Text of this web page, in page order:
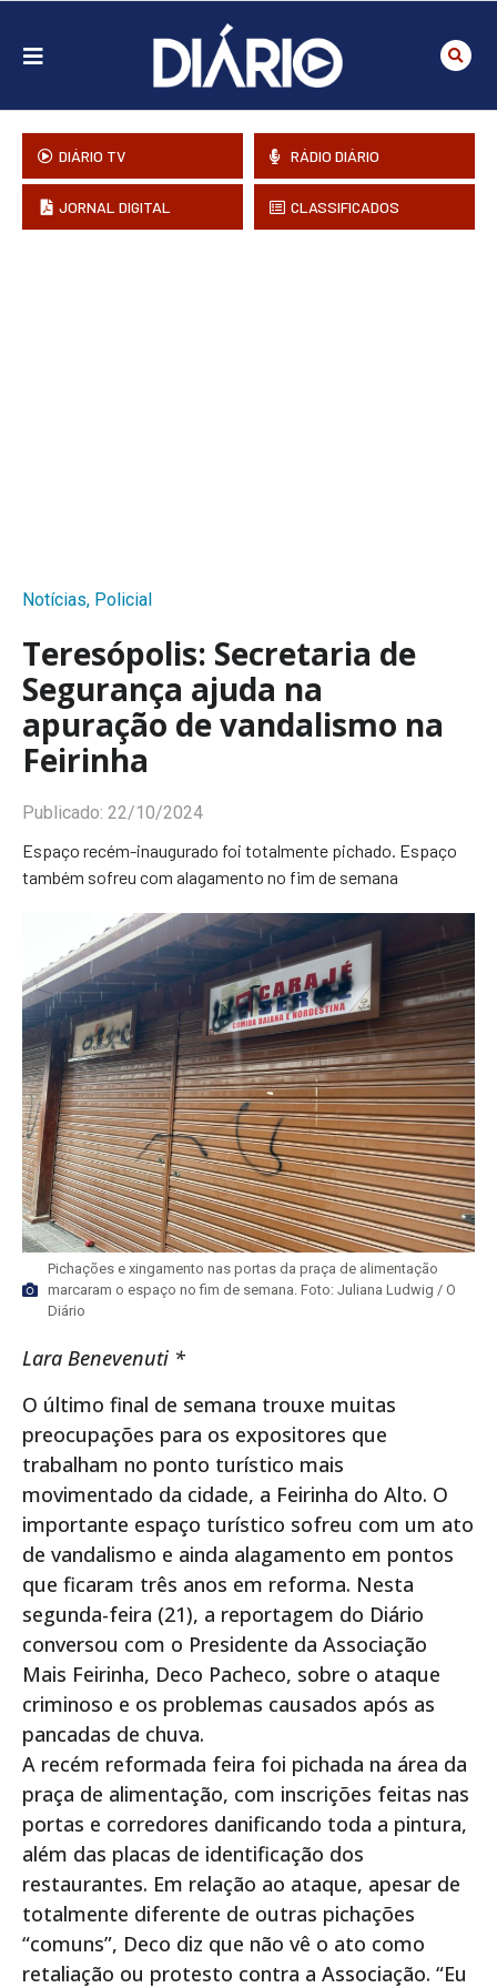
DIÁRIO TV RÁDIO DIÁRIO
JORNAL DIGITAL CLASSIFICADOS
Notícias, Policial
Teresópolis: Secretaria de
Segurança ajuda na
apuração de vandalismo na
Feirinha
Publicado: 22/10/2024
Espaço recém-inaugurado foi totalmente pichado. Espaço
também sofreu com alagamento no fim de semana
Pichações e xingamento nas portas da praça de alimentação
marcaram o espaço no fim de semana. Foto: Juliana Ludwig / O
Diário
Lara Benevenuti *
O último final de semana trouxe muitas
preocupações para os expositores que
trabalham no ponto turístico mais
movimentado da cidade, a Feirinha do Alto. O
importante espaço turístico sofreu com um ato
de vandalismo e ainda alagamento em pontos
que ficaram três anos em reforma. Nesta
segunda-feira (21), a reportagem do Diário
conversou com o Presidente da Associação
Mais Feirinha, Deco Pacheco, sobre o ataque
criminoso e os problemas causados após as
pancadas de chuva.
A recém reformada feira foi pichada na área da
praça de alimentação, com inscrições feitas nas
portas e corredores danificando toda a pintura,
além das placas de identificação dos
restaurantes. Em relação ao ataque, apesar de
totalmente diferente de outras pichações
“comuns”, Deco diz que não vê o ato como
retaliação ou protesto contra a Associação. “Eu